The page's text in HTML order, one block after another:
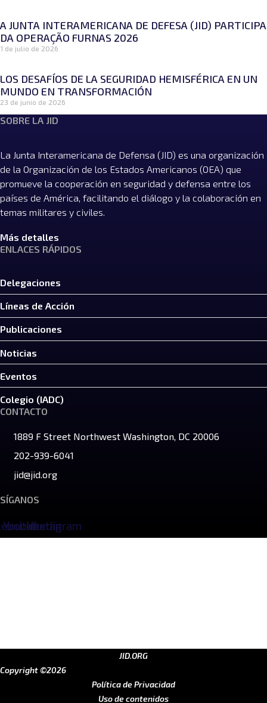
A JUNTA INTERAMERICANA DE DEFESA (JID) PARTICIPA
DA OPERAÇÃO FURNAS 2026
1 de julio de 2026
LOS DESAFÍOS DE LA SEGURIDAD HEMISFÉRICA EN UN
MUNDO EN TRANSFORMACIÓN
23 de junio de 2026
SOBRE LA JID
La Junta Interamericana de Defensa (JID) es una organización
de la Organización de los Estados Americanos (OEA) que
promueve la cooperación en seguridad y defensa entre los
países de América, facilitando el diálogo y la colaboración en
temas militares y civiles.
Más detalles
ENLACES RÁPIDOS
Delegaciones
Líneas de Acción
Publicaciones
Noticias
Eventos
Colegio (IADC)
CONTACTO
1889 F Street Northwest Washington, DC 20006
202-939-6041
jid@jid.org
SÍGANOS
Youtube
Linkedin
Instagram
JID.ORG
Copyright ©2026
Política de Privacidad
Uso de contenidos